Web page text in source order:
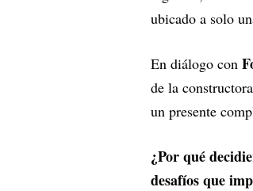
ubicado a solo
En diálogo con
de la
un presente
¿Por qué
desafíos que